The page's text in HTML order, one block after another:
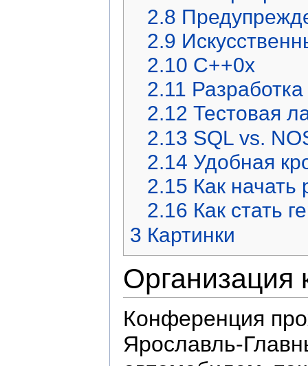
2.8
2.9
2.10 C++0x
2.11
2.12 Тестовая
2.13 SQL vs.
2.14 Удобная
2.15 Как начать
2.16 Как стать
3 Картинки
Организация
Конференция
Ярославль-